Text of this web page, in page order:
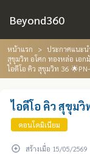
Beyond360
หน้าแรก
ประกาศแนะน
สุขุมวิท อโศก ทองหล่อ เอ
ไอดีโอ คิว สุขุมวิท 36
ไอดีโอ คิว สุขุมวิ
คอนโดมิเนียม
สร้างเมื่อ 15/05/2569